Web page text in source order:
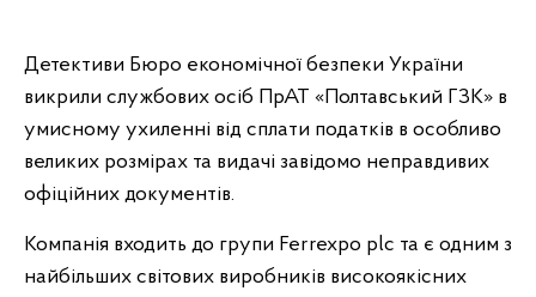
Детективи Бюро економічної безпеки України
викрили службових осіб ПрАТ «Полтавський ГЗК» в
умисному ухиленні від сплати податків в особливо
великих розмірах та видачі завідомо неправдивих
офіційних документів.
Компанія входить до групи Ferrexpo plc та є одним з
найбільших світових виробників високоякісних